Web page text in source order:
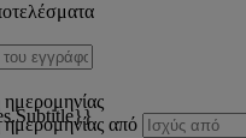
από